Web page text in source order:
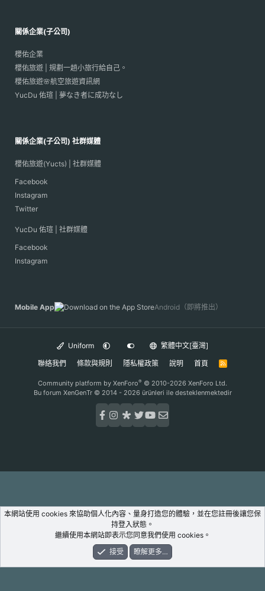
關係企業(子公司)
櫻佑企業
櫻佑旅遊 | 規劃一趟小旅行給自己。
櫻佑旅遊🌸航空旅遊資訊網
YucDu 佑瑄 | 夢なき者に成功なし
關係企業(子公司) 社群媒體
櫻佑旅遊(Yucts) | 社群媒體
Facebook
Instagram
Twitter
YucDu 佑瑄 | 社群媒體
Facebook
Instagram
Mobile App Android（即將推出）
Uniform
繁體中文[臺灣]
聯絡我們
條款與規則 隱私權政策 說明 首頁
R
Community platform by XenForo® © 2010-2026 XenForo Ltd.
Bu forum XenGenTr © 2014 - 2026 ürünleri ile desteklenmektedir
登入
本網站使用 cookies 來協助個人化內容、量身打造您的體驗，並在您註冊後讓您保
持登入狀態。
繼續使用本網站即表示您同意我們使用 cookies。
接受
瞭解更多…